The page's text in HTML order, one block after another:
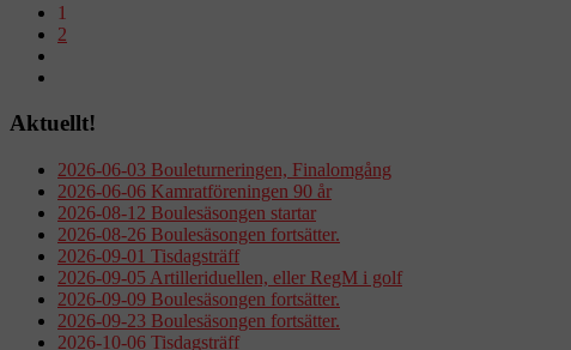
1
2
Aktuellt!
2026-06-03 Bouleturneringen, Finalomgång
2026-06-06 Kamratföreningen 90 år
2026-08-12 Boulesäsongen startar
2026-08-26 Boulesäsongen fortsätter.
2026-09-01 Tisdagsträff
2026-09-05 Artilleriduellen, eller RegM i golf
2026-09-09 Boulesäsongen fortsätter.
2026-09-23 Boulesäsongen fortsätter.
2026-10-06 Tisdagsträff